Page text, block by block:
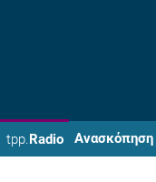
tpp.Radio Ανασκόπηση